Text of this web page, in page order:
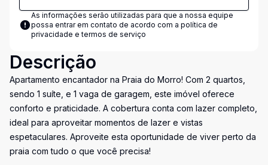
As informações serão utilizadas para que a nossa equipe
possa entrar em contato de acordo com a política de
privacidade e termos de serviço
Descrição
Apartamento encantador na Praia do Morro! Com 2 quartos,
sendo 1 suíte, e 1 vaga de garagem, este imóvel oferece
conforto e praticidade. A cobertura conta com lazer completo,
ideal para aproveitar momentos de lazer e vistas
espetaculares. Aproveite esta oportunidade de viver perto da
praia com tudo o que você precisa!